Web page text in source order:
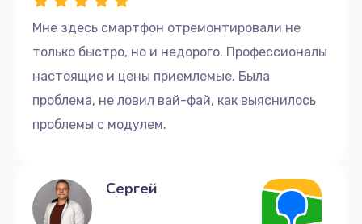
Мне здесь смартфон отремонтировали не
только быстро, но и недорого. Профессионалы
настоящие и цены приемлемые. Была
проблема, не ловил вай-фай, как выяснилось
проблемы с модулем.
Сергей